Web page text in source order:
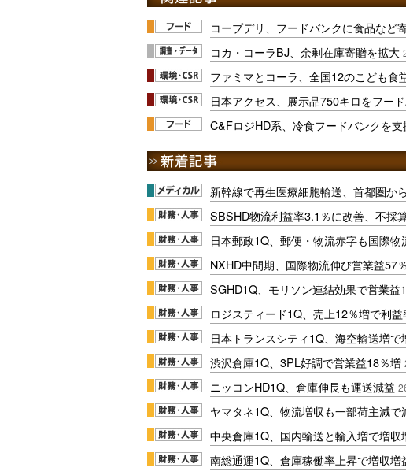
コープデリ、フードバンクに食品など
コカ・コーラBJ、余剰在庫寄贈を拡大
ファミマとコーラ、全国12のこども食
日本アクセス、展示品750キロをフー
C&FロジHD系、冷食フードバンクを支
新幹線で再生医療細胞輸送、首都圏か
SBSHD物流利益率3.1％に改善、不採
日本郵政1Q、郵便・物流赤字も国際物
NXHD中間期、国際物流伸び営業益57
SGHD1Q、モリソン連結効果で営業益
ロジスティード1Q、売上12％増で利
日本トランスシティ1Q、海空輸送増で
渋沢倉庫1Q、3PL好調で営業益18％増
ニッコンHD1Q、倉庫伸長も運送減益
ヤマタネ1Q、物流増収も一部荷主減で
中央倉庫1Q、国内輸送と輸入増で増収
南総通運1Q、倉庫稼働率上昇で増収増